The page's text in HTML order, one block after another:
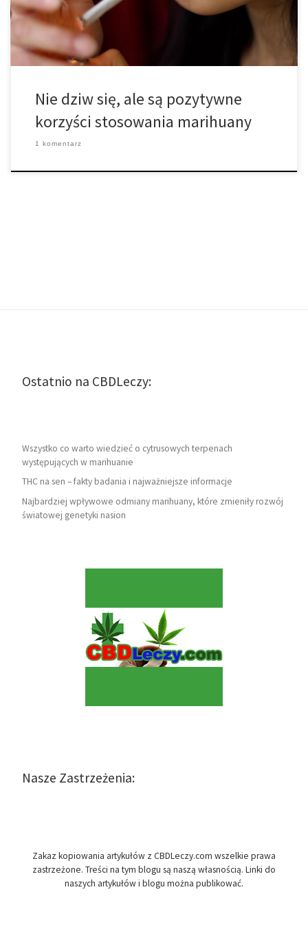
Wiele osób wykorzystuje pozytywne korzyści medyczne jako
czołowe argumenty, […]
Nie dziw się, ale są pozytywne
korzyści stosowania marihuany
1 komentarz
Ostatnio na CBDLeczy:
Wszystko co warto wiedzieć o cytrusowych terpenach
występujących w marihuanie
THC na sen – fakty badania i najważniejsze informacje
Najbardziej wpływowe odmiany marihuany, które zmieniły rozwój
światowej genetyki nasion
Nasze Zastrzeżenia:
Zakaz kopiowania artykułów z CBDLeczy.com wszelkie prawa
zastrzeżone. Treści na tym blogu są naszą własnością. Linki do
naszych artykułów i blogu można publikować.